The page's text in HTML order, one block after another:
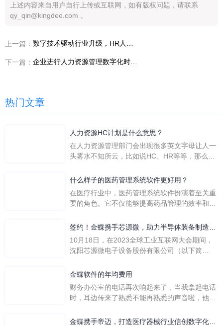
上述内容来自用户自行上传或互联网，如有版权问题，请联系
qy_qin@kingdee.com 。
上一篇：
下一篇：
热门文章
人力资源HC计划是什么意思？
在人力资源管理部门会出现很多英文字母让人一
头雾水不知所云，比如说HC、HR等等，那么它
么呢？
什么样子的医药管理系统软件更好用？
在医疗行业中，医药管理系统软件扮演着至关重
要的角色。它不仅能够提高药品管理的效率和准
一个好用的医药管理系统软件应具备以下特点。
地进行操作。 复杂的
签约！金蝶携手芯源微，助力半导体装备制造领
先企业迈向世界
10月18日，在2023全球工业互联网大会期间，
沈阳芯源微电子设备股份有限公司（以下简
下简称“金蝶”）在辽宁沈阳签署战略合作协议。
营管控平台，从而实现公司产研一体化、业财一
体化，提升公司整体业务水平。
金蝶软件的年均费用
财务办公室的电话再次响起来了，当我拿起电话
时，耳边传来了熟悉不能再熟悉的声音啦，他就
软件过程中遇到任何问题，我都可以获得金蝶服
金蝶携手帝迈，打造医疗器械行业信创数字化标